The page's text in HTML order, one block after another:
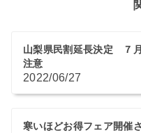
山梨県民割延長決定 ７
注意
2022/06/27
寒いほどお得フェア開催